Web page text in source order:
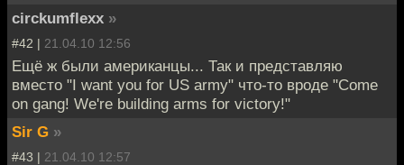
circkumflexx »
#42 | 21.04.10 12:56
Ещё ж были американцы... Так и представляю
вместо "I want you for US army" что-то вроде "Come
on gang! We're building arms for victory!"
Sir G »
#43 | 21.04.10 12:57